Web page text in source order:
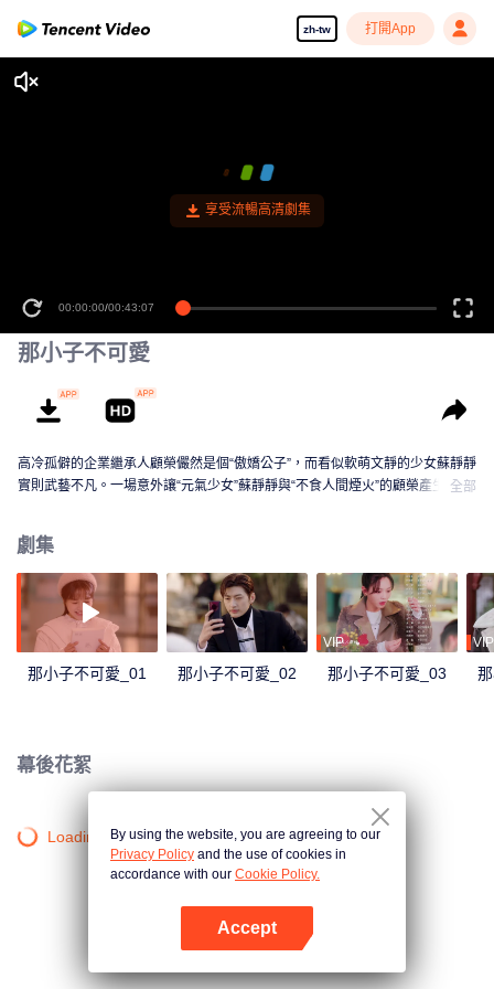
zh-tw 打開App
享受流暢高清劇集
00:00:00/00:43:07
那小子不可愛
高冷孤僻的企業繼承人顧榮儼然是個“傲嬌公子”，而看似軟萌文靜的少女蘇靜靜
實則武藝不凡。一場意外讓“元氣少女”蘇靜靜與“不食人間煙火”的顧榮產生交全部
劇集
那小子不可愛_01 那小子不可愛_02
VIP
那小子不可愛_03
VIP
幕後花絮
Loading…By using the website, you are agreeing to our
Privacy Policy and the use of cookies in
accordance with our Cookie Policy.
Accept